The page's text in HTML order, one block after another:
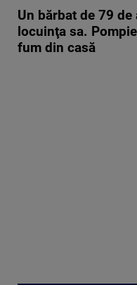
Un bărbat de 79
locuinţa sa.
fum din casă